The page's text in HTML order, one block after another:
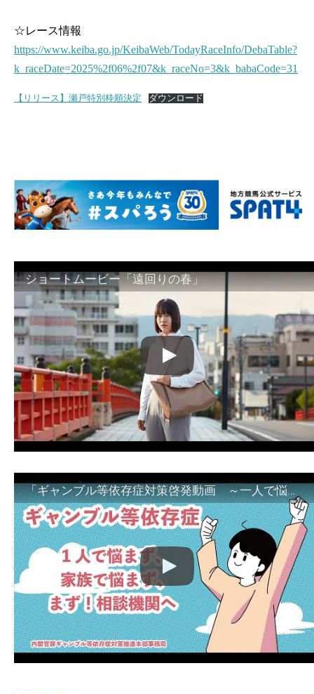
☆レース情報
https://www.keiba.go.jp/KeibaWeb/TodayRaceInfo/DebaTable?
k_raceDate=2025%2f06%2f07&k_raceNo=3&k_babaCode=31
【リリース】瀬戸特別枠順決定 ダウンロード
ショートムービー「遠回りの春」
「ギャンブル等依存症対策啓発動画 ～一人で悩まず、家族で悩まず、まず！相談機関へ～」